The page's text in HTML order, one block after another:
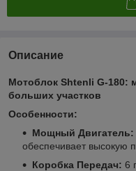
Описание
Мотоблок Shtenli G-180:
больших участков
Особенности:
Мощный Двигатель:
обеспечивает высокую
Коробка Передач: 6